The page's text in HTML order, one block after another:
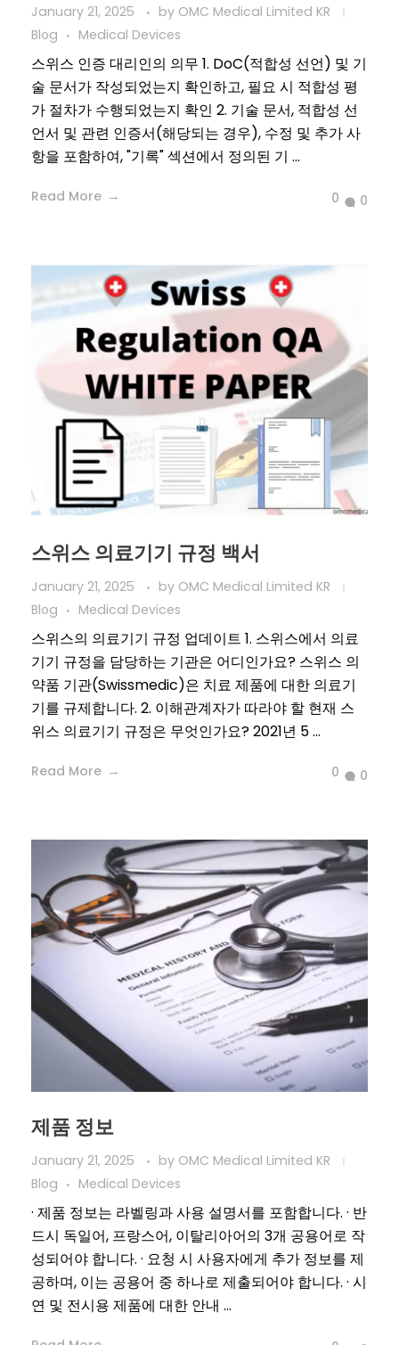
January 21, 2025 by OMC Medical Limited KR
Blog
Medical Devices
스위스 인증 대리인의 의무 1. DoC(적합성 선언) 및 기
술 문서가 작성되었는지 확인하고, 필요 시 적합성 평
가 절차가 수행되었는지 확인 2. 기술 문서, 적합성 선
언서 및 관련 인증서(해당되는 경우), 수정 및 추가 사
항을 포함하여, "기록" 섹션에서 정의된 기 ...
Read More 0 0
스위스 의료기기 규정 백서
January 21, 2025 by OMC Medical Limited KR
Blog
Medical Devices
스위스의 의료기기 규정 업데이트 1. 스위스에서 의료
기기 규정을 담당하는 기관은 어디인가요? 스위스 의
약품 기관(Swissmedic)은 치료 제품에 대한 의료기
기를 규제합니다. 2. 이해관계자가 따라야 할 현재 스
위스 의료기기 규정은 무엇인가요? 2021년 5 ...
Read More 0 0
제품 정보
January 21, 2025 by OMC Medical Limited KR
Blog
Medical Devices
· 제품 정보는 라벨링과 사용 설명서를 포함합니다. · 반
드시 독일어, 프랑스어, 이탈리아어의 3개 공용어로 작
성되어야 합니다. · 요청 시 사용자에게 추가 정보를 제
공하며, 이는 공용어 중 하나로 제출되어야 합니다. · 시
연 및 전시용 제품에 대한 안내 ...